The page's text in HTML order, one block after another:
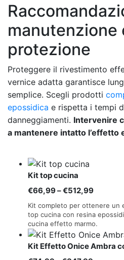
manutenzione
protezione
Proteggere il rivestimento
vernice adatta garantisce
semplice. Scegli prodotti
epossidica e rispetta i tempi
danneggiamenti. Intervenire
a mantenere intatto l’effetto
Kit top cucina
€66,99–€512,99Fascia
di
prezzo:
da
€66,99
a
Kit completo per ottenere un
top cucina con resina
cucina effetto marmo.
Kit Effetto Onice Ambra